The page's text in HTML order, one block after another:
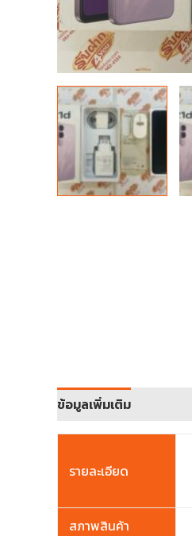
ข้อมูลเพิ่มเติม
รายละเอียด
สภาพสินค้า